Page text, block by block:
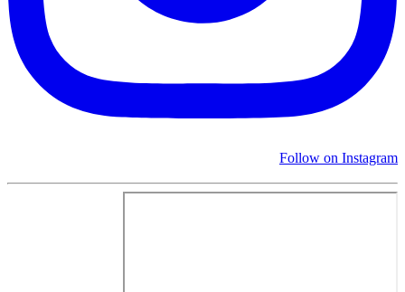
Follow on Instagram